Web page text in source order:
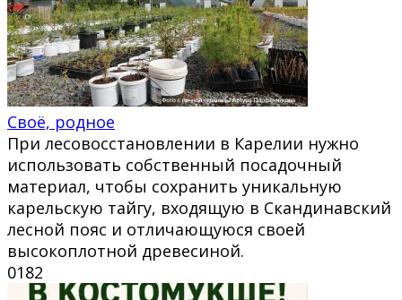
Своё, родное
При лесовосстановлении в Карелии нужно
использовать собственный посадочный
материал, чтобы сохранить уникальную
карельскую тайгу, входящую в Скандинавский
лесной пояс и отличающуюся своей
высокоплотной древесиной.
0182